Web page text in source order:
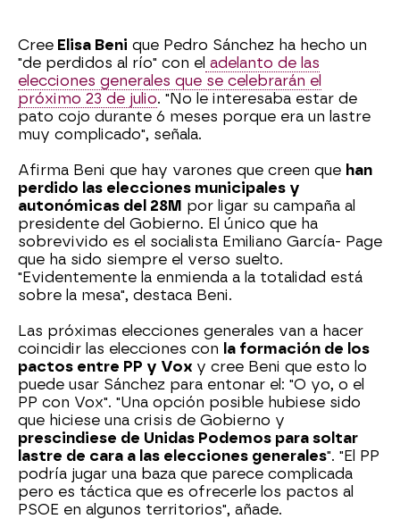
Cree Elisa Beni que Pedro Sánchez ha hecho un
"de perdidos al río" con el adelanto de las
elecciones generales que se celebrarán el
próximo 23 de julio. "No le interesaba estar de
pato cojo durante 6 meses porque era un lastre
muy complicado", señala.
Afirma Beni que hay varones que creen que han
perdido las elecciones municipales y
autonómicas del 28M por ligar su campaña al
presidente del Gobierno. El único que ha
sobrevivido es el socialista Emiliano García- Page
que ha sido siempre el verso suelto.
"Evidentemente la enmienda a la totalidad está
sobre la mesa", destaca Beni.
Las próximas elecciones generales van a hacer
coincidir las elecciones con la formación de los
pactos entre PP y Vox y cree Beni que esto lo
puede usar Sánchez para entonar el: "O yo, o el
PP con Vox". "Una opción posible hubiese sido
que hiciese una crisis de Gobierno y
prescindiese de Unidas Podemos para soltar
lastre de cara a las elecciones generales". "El PP
podría jugar una baza que parece complicada
pero es táctica que es ofrecerle los pactos al
PSOE en algunos territorios", añade.